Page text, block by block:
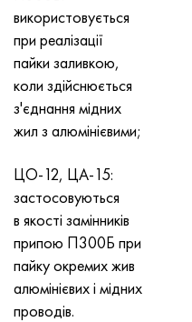
використовується
при реалізації
пайки заливкою,
коли здійснюється
з'єднання мідних
жил з алюмінієвими;
ЦО-12, ЦА-15:
застосовуються
в якості замінників
припою П300Б при
пайку окремих жив
алюмінієвих і мідних
проводів.
Хастеллой C-276
Хастеллой C2000
Хастеллой 3
Удимет 500
Удимет 720
40ХФА, 1.7223, aisi 4142
45Х, 45h, 1.7035
45ХН2МФА, k2425, 45hnmf